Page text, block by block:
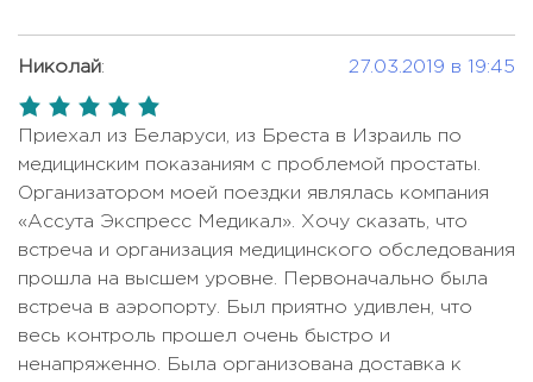
Гастроскопия Цена по запросу
Гастроскопия с биопсией Цена по запросу
Гистероскопия
Дерматоскопия Цена по запросу
Зрительный вызванный потенциал
(VEP-тест)
Цена по запросу
Иммуногистохимия
820 USD - 1000
USD
Интраоперационная биопсия
(frozen section)
Цена по запросу
лазером)
Цена по запросу
Вертебральная пластика
Внутриартериальная химиотерапия Цена по запросу
40000 USD
Гастроскопия с удалением
полипов
Гастроэнтеростомия Цена по запросу
Гастрэктомия 12000 USD
Николай: 27.03.2019 в 19:45
5,0
rating
Приехал из Беларуси, из Бреста в Израиль по
медицинским показаниям с проблемой простаты.
Организатором моей поездки являлась компания
«Ассута Экспресс Медикал». Хочу сказать, что
встреча и организация медицинского обследования
прошла на высшем уровне. Первоначально была
встреча в аэропорту. Был приятно удивлен, что
весь контроль прошел очень быстро и
ненапряженно. Была организована доставка к